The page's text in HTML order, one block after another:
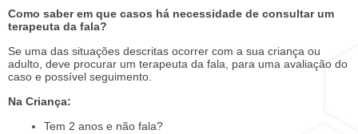
Como saber em que casos há necessidade de consultar um
terapeuta da fala?
Se uma das situações descritas ocorrer com a sua criança ou
adulto, deve procurar um terapeuta da fala, para uma avaliação do
caso e possível seguimento.
Na Criança:
Tem 2 anos e não fala?